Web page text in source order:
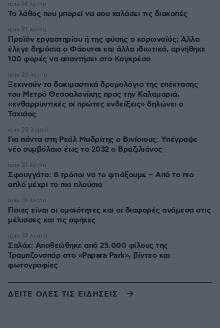
Το λάθος που μπορεί να σου χαλάσει τις διακοπές
πριν 14 λεπτά
Προϊόν εργαστηρίου ή της φύσης ο κορωνοϊός; Άλλα
έλεγε δημόσια ο Φάουτσι και άλλα ιδιωτικά, αρνήθηκε
100 φορές να απαντήσει στο Κογκρέσο
πριν 21 λεπτά
Ξεκινούν τα δοκιμαστικά δρομολόγια της επέκτασης
του Μετρό Θεσσαλονίκης προς την Καλαμαριά,
«ενθαρρυντικές οι πρώτες ενδείξεις» δηλώνει ο
Ταχιάος
πριν 23 λεπτά
Για πάντα στη Ρεάλ Μαδρίτης ο Βινίσιους: Yπέγραψε
νέο συμβόλαιο έως το 2032 ο Βραζιλιάνος
πριν 28 λεπτά
Σφουγγάτο: 8 τρόποι να το φτιάξουμε – Από το πιο
απλό μέχρι το πιο πλούσιο
πριν 31 λεπτά
Ποιες είναι οι ομοιότητες και οι διαφορές ανάμεσα στις
μέλισσες και τις σφήκες
πριν 31 λεπτά
Σαλάχ: Αποθεώθηκε από 25.000 φίλους της
Τραμπζονσπόρ στο «Papara Park», βίντεο και
φωτογραφίες
πριν 37 λεπτά
ΔΕΙΤΕ ΟΛΕΣ ΤΙΣ ΕΙΔΗΣΕΙΣ